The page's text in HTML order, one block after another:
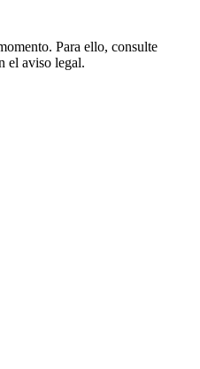
Para ello, consulte
el aviso legal.